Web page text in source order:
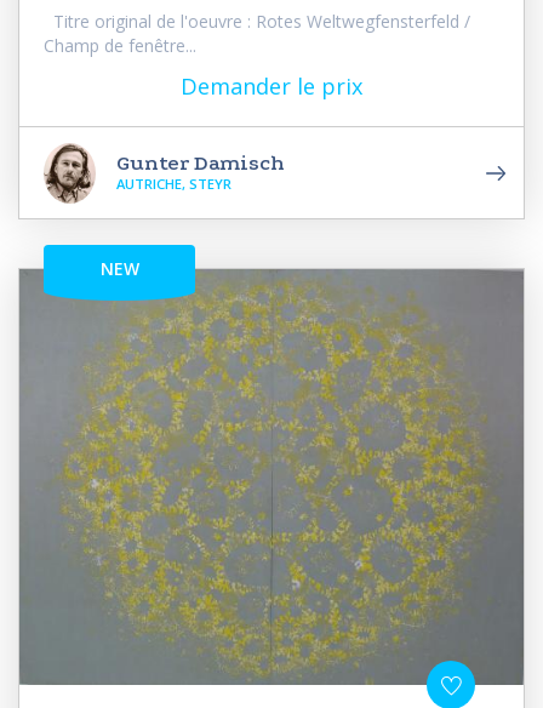
Titre original de l'oeuvre : Rotes Weltwegfensterfeld /
Champ de fenêtre...
Demander le prix
Gunter Damisch
AUTRICHE, STEYR
NEW